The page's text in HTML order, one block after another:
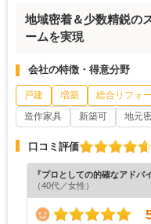
地域密着＆少数精鋭の
ームを実現
会社の特徴・得意分野
戸建 増築 総合リフォ
造作家具
新築可 地元
口コミ評価
『プロとしての的確なアドバ
（40代／女性）